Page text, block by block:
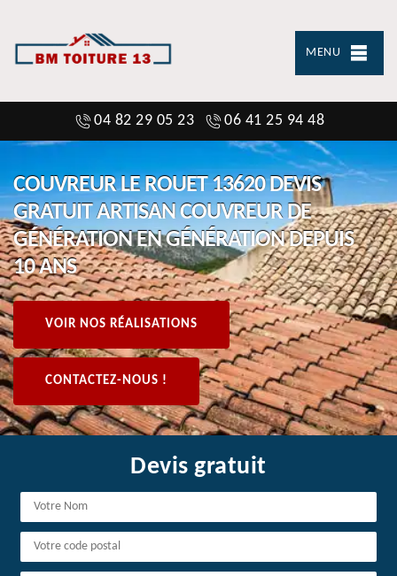
MENU
04 82 29 05 23 06 41 25 94 48
COUVREUR LE ROUET 13620 DEVIS
GRATUIT ARTISAN COUVREUR DE
GÉNÉRATION EN GÉNÉRATION DEPUIS
10 ANS
VOIR NOS RÉALISATIONS
CONTACTEZ-NOUS !
Devis gratuit